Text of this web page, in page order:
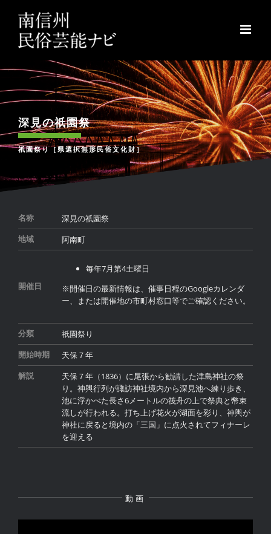
content
深見の祇園祭
祇園祭り［県選択無形民俗文化財］
名称 深見の祇園祭
地域 阿南町
開催日
毎年7月第4土曜日
※開催日の最新情報は、催事日程のGoogleカレンダ
ー、または開催地の市町村窓口等でご確認ください。
分類 祇園祭り
開始時期 天保７年
解説
天保７年（1836）に尾張から勧請した津島神社の祭
り。神輿行列が諏訪神社境内から深見池へ練り歩き、
池に浮かべた長さ6メートルの筏舟の上で祭典と幣束
流しが行われる。打ち上げ花火が湖面を彩り、神輿が
神社に戻ると境内の「三国」に点火されてフィナーレ
を迎える
動画